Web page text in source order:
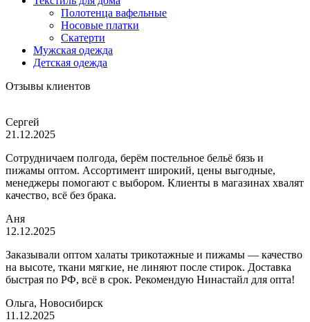
Полотенца вафельные
Носовые платки
Скатерти
Мужская одежда
Детская одежда
Отзывы клиентов
Сергей
21.12.2025
Сотрудничаем полгода, берём постельное бельё бязь и
пижамы оптом. Ассортимент широкий, цены выгодные,
менеджеры помогают с выбором. Клиенты в магазинах хвалят
качество, всё без брака.
Аня
12.12.2025
Заказывали оптом халаты трикотажные и пижамы — качество
на высоте, ткани мягкие, не линяют после стирок. Доставка
быстрая по РФ, всё в срок. Рекомендую Нинастайл для опта!
Ольга, Новосибирск
11.12.2025